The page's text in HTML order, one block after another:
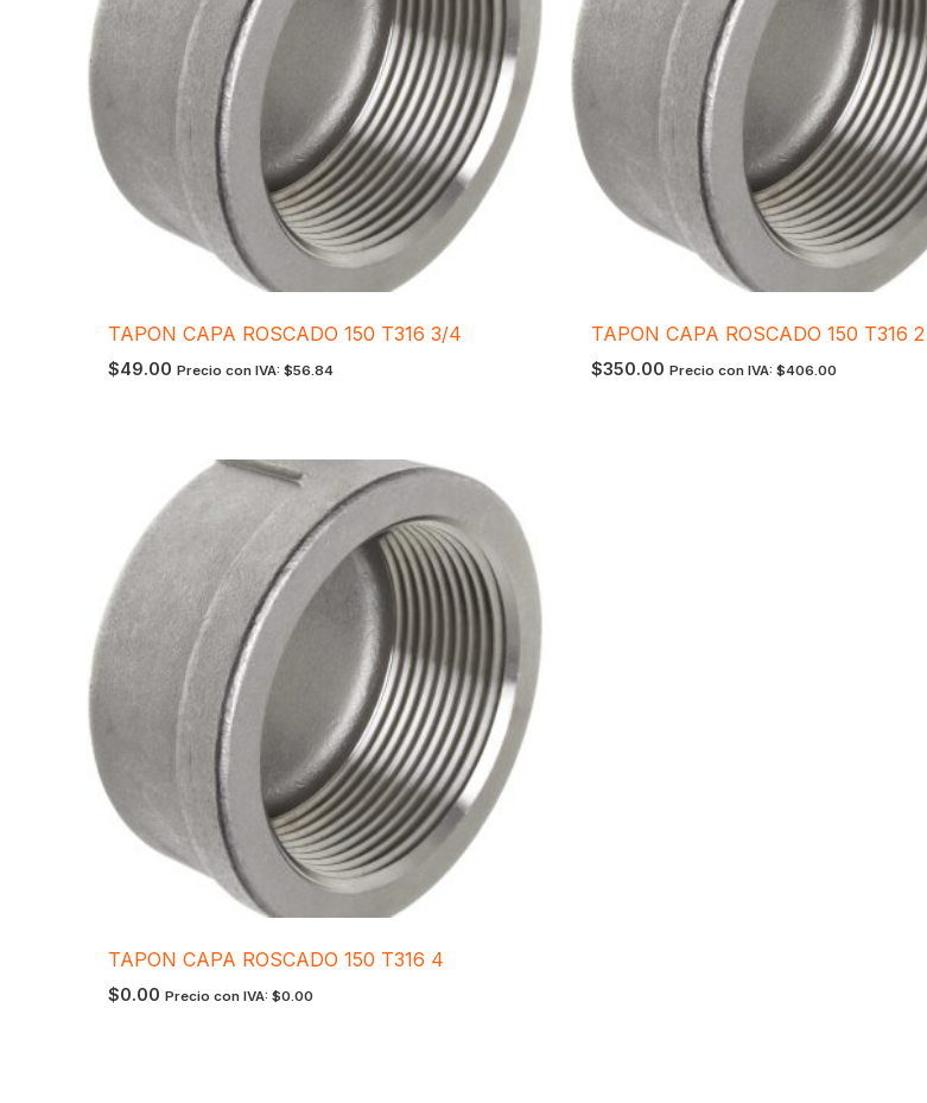
TAPON CAPA ROSCADO 150 T316 3/4
$49.00 Precio con IVA:$56.84
TAPON CAPA ROSCADO 150 T316
$350.00 Precio con IVA: $406.00
TAPON CAPA ROSCADO 150 T316 4
$0.00 Precio con IVA:$0.00